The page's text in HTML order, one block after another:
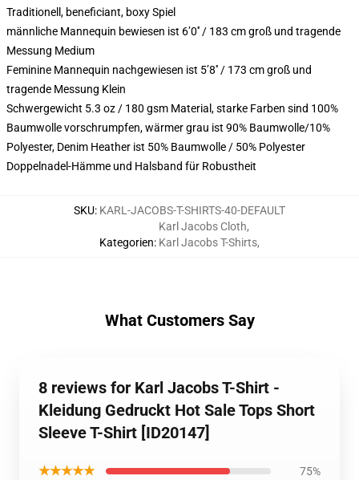
Traditionell, beneficiant, boxy Spiel
männliche Mannequin bewiesen ist 6’0′′ / 183 cm groß und tragende
Messung Medium
Feminine Mannequin nachgewiesen ist 5’8′′ / 173 cm groß und
tragende Messung Klein
Schwergewicht 5.3 oz / 180 gsm Material, starke Farben sind 100%
Baumwolle vorschrumpfen, wärmer grau ist 90% Baumwolle/10%
Polyester, Denim Heather ist 50% Baumwolle / 50% Polyester
Doppelnadel-Hämme und Halsband für Robustheit
SKU: KARL-JACOBS-T-SHIRTS-40-DEFAULT
Kategorien:
Karl Jacobs Cloth,
Karl Jacobs T-Shirts,
What Customers Say
8 reviews for Karl Jacobs T-Shirt -
Kleidung Gedruckt Hot Sale Tops Short
Sleeve T-Shirt [ID20147]
★★★★★ 75%